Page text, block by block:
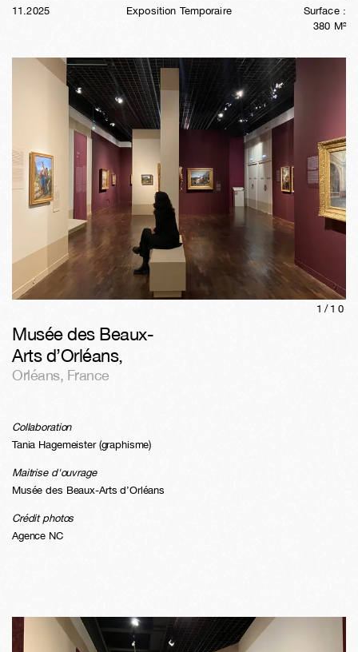
11 .2025 Exposition Temporaire
Surface :
380 M²
1/ 10
Musée des Beaux-
Arts d’Orléans,
Orléans, France
Collaboration
Tania Hagemeister (graphisme)
Maitrise d'ouvrage
Musée des Beaux-Arts d’Orléans
Crédit photos
Agence NC